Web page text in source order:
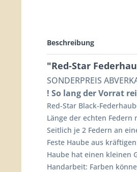
Beschreibung
"Red-Star
SONDERPREIS
! So lang der Vorrat
Red-Star Black-
Länge der echten Federn
Seitlich je 2 Federn an
Feste Haube aus
Haube hat einen kleinen
Handarbeit: Farben